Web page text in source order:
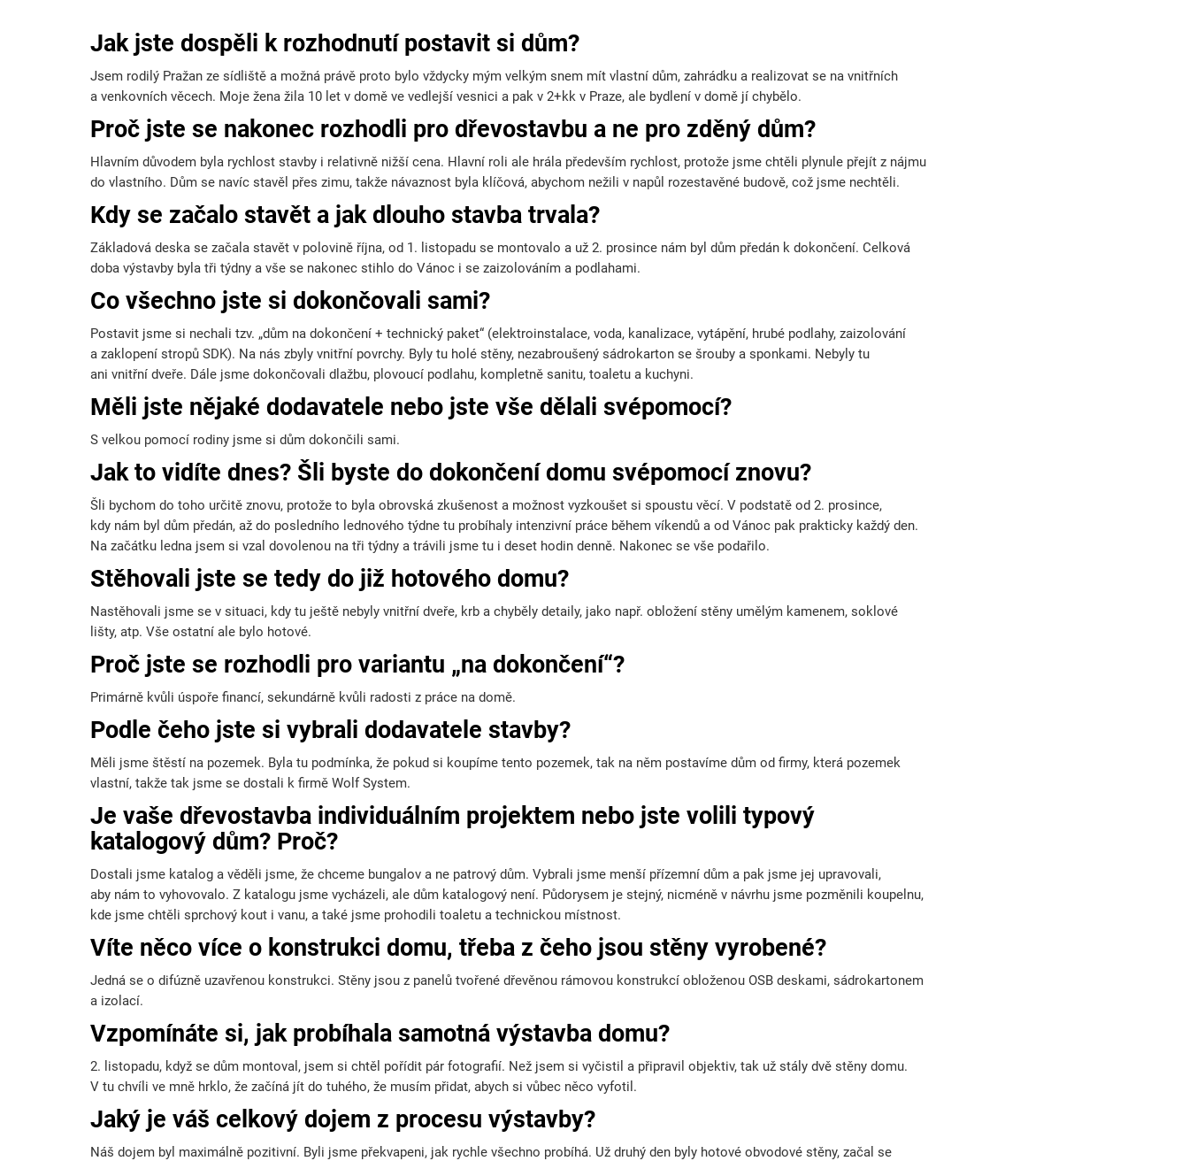
Jak jste dospěli k rozhodnutí postavit si dům?
Jsem rodilý Pražan ze sídliště a možná právě proto bylo vždycky mým velkým snem mít vlastní dům, zahrádku a realizovat se na vnitřních
a venkovních věcech. Moje žena žila 10 let v domě ve vedlejší vesnici a pak v 2+kk v Praze, ale bydlení v domě jí chybělo.
Proč jste se nakonec rozhodli pro dřevostavbu a ne pro zděný dům?
Hlavním důvodem byla rychlost stavby i relativně nižší cena. Hlavní roli ale hrála především rychlost, protože jsme chtěli plynule přejít z nájmu
do vlastního. Dům se navíc stavěl přes zimu, takže návaznost byla klíčová, abychom nežili v napůl rozestavěné budově, což jsme nechtěli.
Kdy se začalo stavět a jak dlouho stavba trvala?
Základová deska se začala stavět v polovině října, od 1. listopadu se montovalo a už 2. prosince nám byl dům předán k dokončení. Celková
doba výstavby byla tři týdny a vše se nakonec stihlo do Vánoc i se zaizolováním a podlahami.
Co všechno jste si dokončovali sami?
Postavit jsme si nechali tzv. „dům na dokončení + technický paket“ (elektroinstalace, voda, kanalizace, vytápění, hrubé podlahy, zaizolování
a zaklopení stropů SDK). Na nás zbyly vnitřní povrchy. Byly tu holé stěny, nezabroušený sádrokarton se šrouby a sponkami. Nebyly tu
ani vnitřní dveře. Dále jsme dokončovali dlažbu, plovoucí podlahu, kompletně sanitu, toaletu a kuchyni.
Měli jste nějaké dodavatele nebo jste vše dělali svépomocí?
S velkou pomocí rodiny jsme si dům dokončili sami.
Jak to vidíte dnes? Šli byste do dokončení domu svépomocí znovu?
Šli bychom do toho určitě znovu, protože to byla obrovská zkušenost a možnost vyzkoušet si spoustu věcí. V podstatě od 2. prosince,
kdy nám byl dům předán, až do posledního lednového týdne tu probíhaly intenzivní práce během víkendů a od Vánoc pak prakticky každý den.
Na začátku ledna jsem si vzal dovolenou na tři týdny a trávili jsme tu i deset hodin denně. Nakonec se vše podařilo.
Stěhovali jste se tedy do již hotového domu?
Nastěhovali jsme se v situaci, kdy tu ještě nebyly vnitřní dveře, krb a chyběly detaily, jako např. obložení stěny umělým kamenem, soklové
lišty, atp. Vše ostatní ale bylo hotové.
Proč jste se rozhodli pro variantu „na dokončení“?
Primárně kvůli úspoře financí, sekundárně kvůli radosti z práce na domě.
Podle čeho jste si vybrali dodavatele stavby?
Měli jsme štěstí na pozemek. Byla tu podmínka, že pokud si koupíme tento pozemek, tak na něm postavíme dům od firmy, která pozemek
vlastní, takže tak jsme se dostali k firmě Wolf System.
Je vaše dřevostavba individuálním projektem nebo jste volili typový
katalogový dům? Proč?
Dostali jsme katalog a věděli jsme, že chceme bungalov a ne patrový dům. Vybrali jsme menší přízemní dům a pak jsme jej upravovali,
aby nám to vyhovovalo. Z katalogu jsme vycházeli, ale dům katalogový není. Půdorysem je stejný, nicméně v návrhu jsme pozměnili koupelnu,
kde jsme chtěli sprchový kout i vanu, a také jsme prohodili toaletu a technickou místnost.
Víte něco více o konstrukci domu, třeba z čeho jsou stěny vyrobené?
Jedná se o difúzně uzavřenou konstrukci. Stěny jsou z panelů tvořené dřevěnou rámovou konstrukcí obloženou OSB deskami, sádrokartonem
a izolací.
Vzpomínáte si, jak probíhala samotná výstavba domu?
2. listopadu, když se dům montoval, jsem si chtěl pořídit pár fotografií. Než jsem si vyčistil a připravil objektiv, tak už stály dvě stěny domu.
V tu chvíli ve mně hrklo, že začíná jít do tuhého, že musím přidat, abych si vůbec něco vyfotil.
Jaký je váš celkový dojem z procesu výstavby?
Náš dojem byl maximálně pozitivní. Byli jsme překvapeni, jak rychle všechno probíhá. Už druhý den byly hotové obvodové stěny, začal se